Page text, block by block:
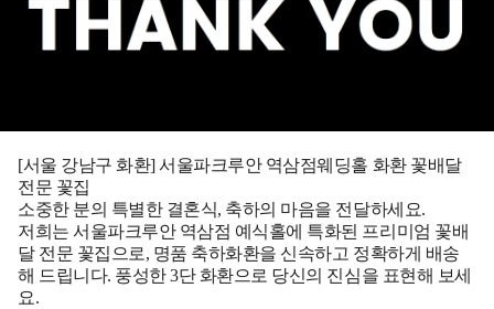
[서울 강남구 화환] 서울파크루안 역삼점웨딩홀 화환 꽃배달
전문 꽃집
소중한 분의 특별한 결혼식, 축하의 마음을 전달하세요.
저희는 서울파크루안 역삼점 예식홀에 특화된 프리미엄 꽃배
달 전문 꽃집으로, 명품 축하화환을 신속하고 정확하게 배송
해 드립니다. 풍성한 3단 화환으로 당신의 진심을 표현해 보세
요.